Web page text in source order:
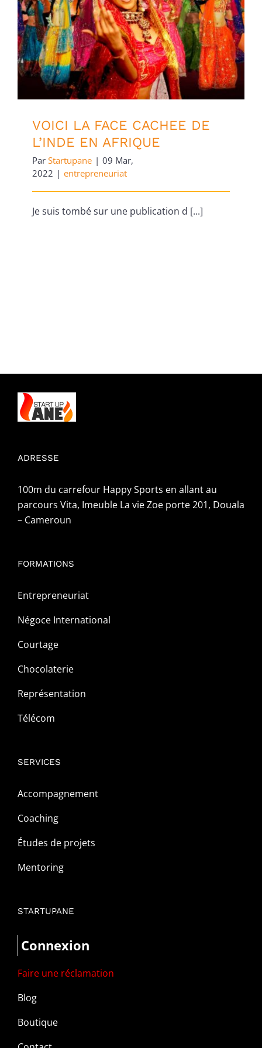
VOICI LA FACE CACHEE DE L’INDE EN
AFRIQUE
VOICI LA FACE CACHEE DE
L’INDE EN AFRIQUE
Par Startupane | 09 Mar,
2022 | entrepreneuriat
Je suis tombé sur une publication d [...]
ADRESSE
100m du carrefour Happy Sports en allant au
parcours Vita, Imeuble La vie Zoe porte 201, Douala
– Cameroun
FORMATIONS
Entrepreneuriat
Négoce International
Courtage
Chocolaterie
Représentation
Télécom
SERVICES
Accompagnement
Coaching
Études de projets
Mentoring
STARTUPANE
Connexion
Faire une réclamation
Blog
Boutique